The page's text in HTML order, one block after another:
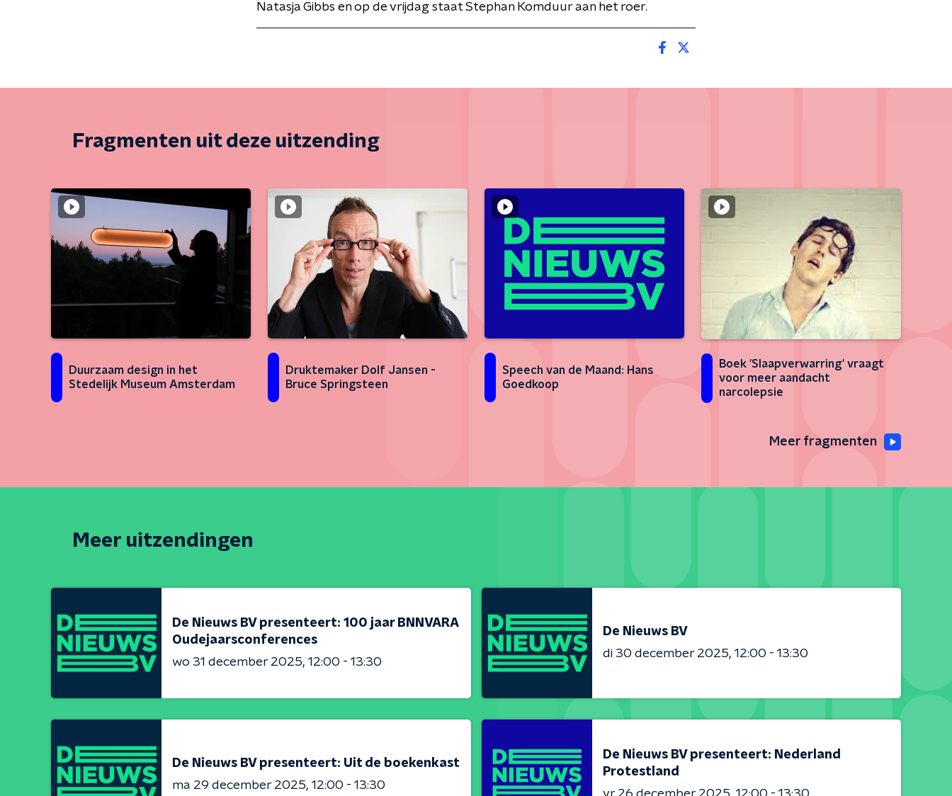
Natasja Gibbs en op de vrijdag staat Stephan Komduur aan het roer.
Fragmenten uit deze uitzending
Duurzaam design in het
Stedelijk Museum Amsterdam
Druktemaker Dolf Jansen -
Bruce Springsteen
Speech van de Maand: Hans
Goedkoop
Boek 'Slaapverwarring' vraagt
voor meer aandacht
narcolepsie
Meer fragmenten
Meer uitzendingen
De Nieuws BV presenteert: 100 jaar BNNVARA
Oudejaarsconferences
wo 31 december 2025 12:00 - 13:30
De Nieuws BV
di 30 december 2025 12:00 - 13:30
De Nieuws BV presenteert: Uit de boekenkast
ma 29 december 2025 12:00 - 13:30
De Nieuws BV presenteert: Nederland
Protestland